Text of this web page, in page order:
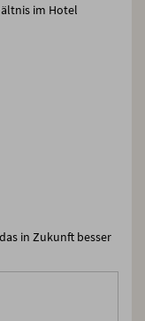
im Hotel
in Zukunft besser